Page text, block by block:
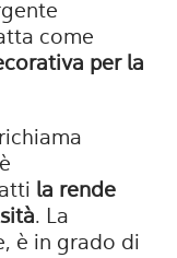
come
per la
la rende
. La
è in grado di